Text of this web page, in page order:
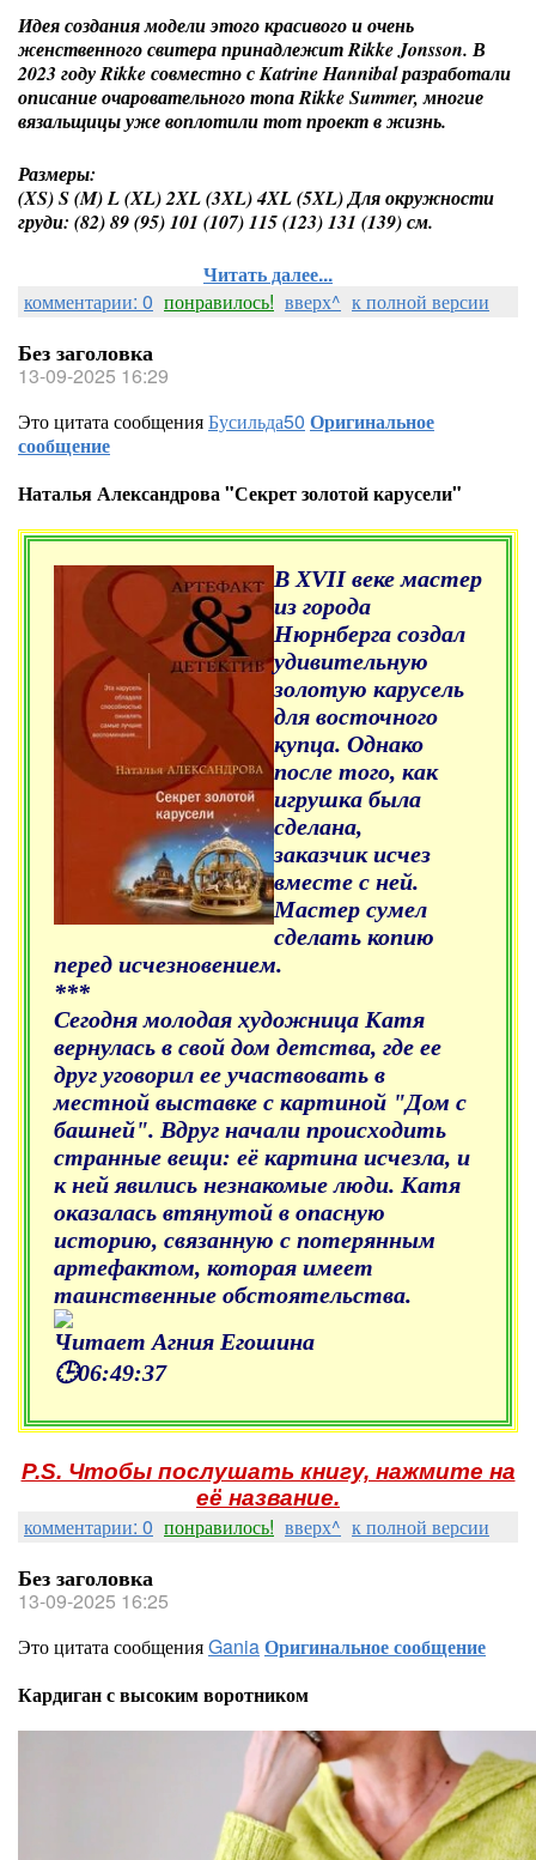
Идея создания модели этого красивого и очень
женственного свитера принадлежит Rikke Jonsson. В
2023 году Rikke совместно с Katrine Hannibal разработали
описание очаровательного топа Rikke Summer, многие
вязальщицы уже воплотили тот проект в жизнь.
Размеры:
(XS) S (M) L (XL) 2XL (3XL) 4XL (5XL) Для окружности
груди: (82) 89 (95) 101 (107) 115 (123) 131 (139) см.
Читать далее...
комментарии: 0 понравилось! вверх^ к полной версии
Без заголовка
13-09-2025 16:29
Это цитата сообщенияБусильда50 Оригинальное
сообщение
Наталья Александрова "Секрет золотой карусели"
В XVII веке мастер
из города
Нюрнберга создал
удивительную
золотую карусель
для восточного
купца. Однако
после того, как
игрушка была
сделана,
заказчик исчез
вместе с ней.
Мастер сумел
сделать копию
перед исчезновением.
***
Сегодня молодая художница Катя
вернулась в свой дом детства, где ее
друг уговорил ее участвовать в
местной выставке с картиной "Дом с
башней". Вдруг начали происходить
странные вещи: её картина исчезла, и
к ней явились незнакомые люди. Катя
оказалась втянутой в опасную
историю, связанную с потерянным
артефактом, которая имеет
таинственные обстоятельства.
Читает Агния Егошина
🕒06:49:37
P.S. Чтобы послушать книгу, нажмите на
её название.
комментарии: 0 понравилось! вверх^ к полной версии
Без заголовка
13-09-2025 16:25
Это цитата сообщенияGaniaОригинальное сообщение
Кардиган с высоким воротником